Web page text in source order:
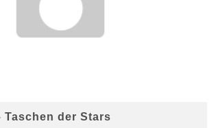
Taschen der Stars